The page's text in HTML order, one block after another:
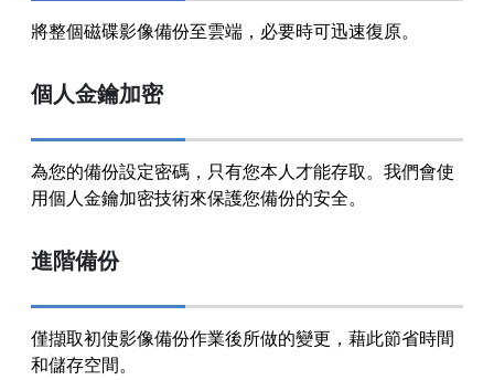
將整個磁碟影像備份至雲端，必要時可迅速復原。
個人金鑰加密
為您的備份設定密碼，只有您本人才能存取。我們會使
用個人金鑰加密技術來保護您備份的安全。
進階備份
僅擷取初使影像備份作業後所做的變更，藉此節省時間
和儲存空間。